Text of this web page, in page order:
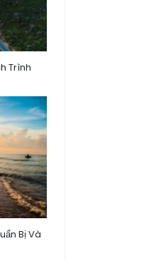
Trình
Bị Và